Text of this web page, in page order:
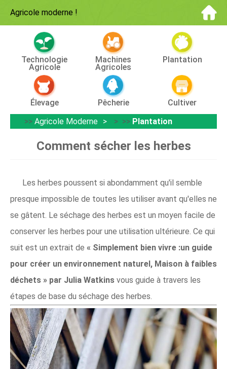
Agricole moderne !
Technologie
Agricole
Machines
Agricoles
Plantation
Élevage Pêcherie
Cultiver
>> Agricole Moderne > >> Plantation
Comment sécher les herbes
Les herbes poussent si abondamment qu'il semble
presque impossible de toutes les utiliser avant qu'elles ne
se gâtent. Le séchage des herbes est un moyen facile de
conserver les herbes pour une utilisation ultérieure. Ce qui
suit est un extrait de « Simplement bien vivre :un guide
pour créer un environnement naturel, Maison à faibles
déchets » par Julia Watkins vous guide à travers les
étapes de base du séchage des herbes.